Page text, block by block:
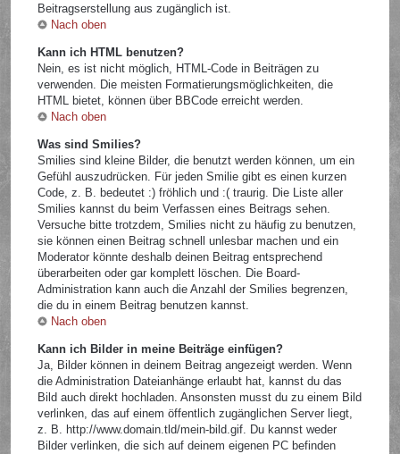
Beitragserstellung aus zugänglich ist.
Nach oben
Kann ich HTML benutzen?
Nein, es ist nicht möglich, HTML-Code in Beiträgen zu
verwenden. Die meisten Formatierungsmöglichkeiten, die
HTML bietet, können über BBCode erreicht werden.
Nach oben
Was sind Smilies?
Smilies sind kleine Bilder, die benutzt werden können, um ein
Gefühl auszudrücken. Für jeden Smilie gibt es einen kurzen
Code, z. B. bedeutet :) fröhlich und :( traurig. Die Liste aller
Smilies kannst du beim Verfassen eines Beitrags sehen.
Versuche bitte trotzdem, Smilies nicht zu häufig zu benutzen,
sie können einen Beitrag schnell unlesbar machen und ein
Moderator könnte deshalb deinen Beitrag entsprechend
überarbeiten oder gar komplett löschen. Die Board-
Administration kann auch die Anzahl der Smilies begrenzen,
die du in einem Beitrag benutzen kannst.
Nach oben
Kann ich Bilder in meine Beiträge einfügen?
Ja, Bilder können in deinem Beitrag angezeigt werden. Wenn
die Administration Dateianhänge erlaubt hat, kannst du das
Bild auch direkt hochladen. Ansonsten musst du zu einem Bild
verlinken, das auf einem öffentlich zugänglichen Server liegt,
z. B. http://www.domain.tld/mein-bild.gif. Du kannst weder
Bilder verlinken, die sich auf deinem eigenen PC befinden